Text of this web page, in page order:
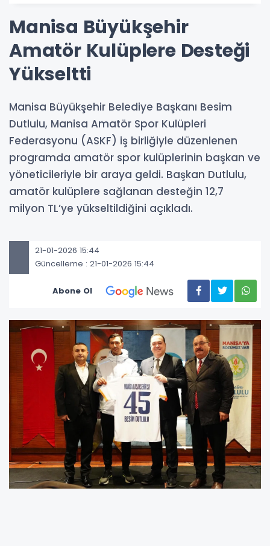
Manisa Büyükşehir
Amatör Kulüplere Desteği
Yükseltti
Manisa Büyükşehir Belediye Başkanı Besim
Dutlulu, Manisa Amatör Spor Kulüpleri
Federasyonu (ASKF) iş birliğiyle düzenlenen
programda amatör spor kulüplerinin başkan ve
yöneticileriyle bir araya geldi. Başkan Dutlulu,
amatör kulüplere sağlanan desteğin 12,7
milyon TL’ye yükseltildiğini açıkladı.
21-01-2026 15:44
Güncelleme : 21-01-2026 15:44
Abone Ol